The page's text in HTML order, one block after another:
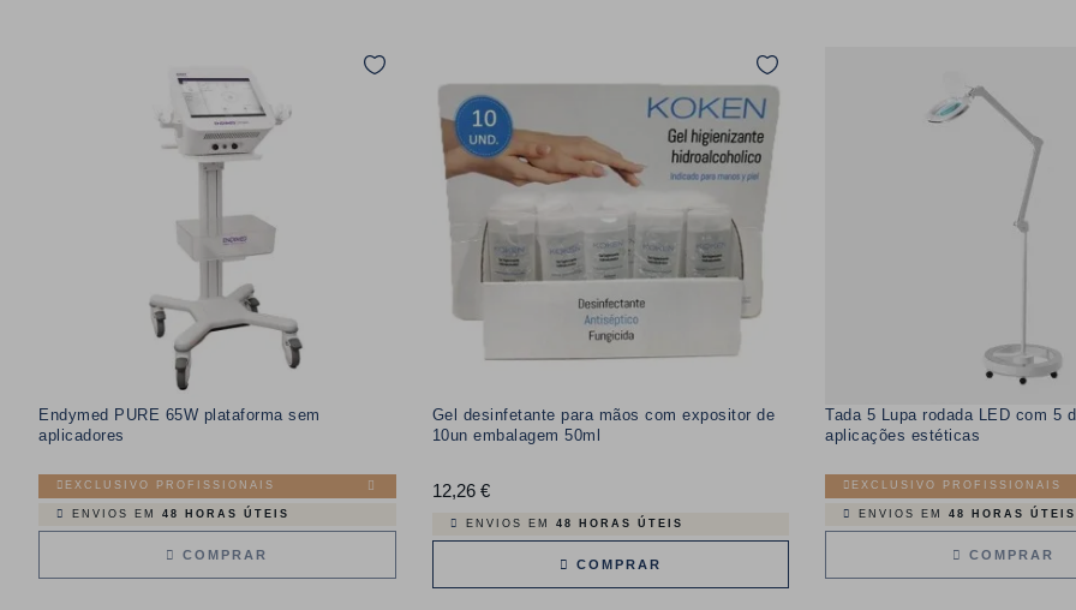
Endymed PURE 65W plataforma sem
aplicadores
EXCLUSIVO PROFISSIONAIS
ENVIOS EM 48 HORAS ÚTEIS
COMPRAR
Gel desinfetante para mãos com expositor de
10un embalagem 50ml
12,26 €Preço
ENVIOS EM 48 HORAS ÚTEIS
COMPRAR
Tada 5 Lupa rodada LED com 5
aplicações estéticas
EXCLUSIVO PROFISSIONAIS
ENVIOS EM 48 HORAS ÚTEIS
COMPRAR